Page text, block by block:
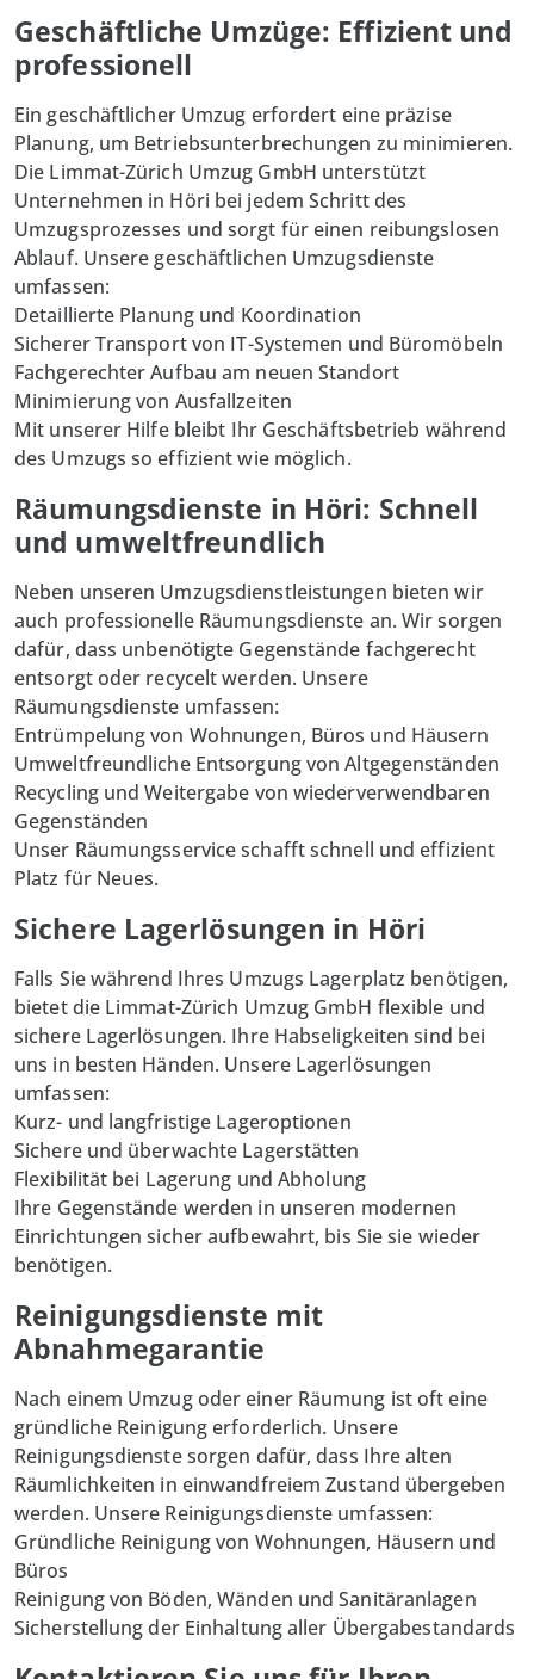
Geschäftliche Umzüge: Effizient und
professionell
Ein geschäftlicher Umzug erfordert eine präzise
Planung, um Betriebsunterbrechungen zu minimieren.
Die Limmat-Zürich Umzug GmbH unterstützt
Unternehmen in Höri bei jedem Schritt des
Umzugsprozesses und sorgt für einen reibungslosen
Ablauf. Unsere geschäftlichen Umzugsdienste
umfassen:
Detaillierte Planung und Koordination
Sicherer Transport von IT-Systemen und Büromöbeln
Fachgerechter Aufbau am neuen Standort
Minimierung von Ausfallzeiten
Mit unserer Hilfe bleibt Ihr Geschäftsbetrieb während
des Umzugs so effizient wie möglich.
Räumungsdienste in Höri: Schnell
und umweltfreundlich
Neben unseren Umzugsdienstleistungen bieten wir
auch professionelle Räumungsdienste an. Wir sorgen
dafür, dass unbenötigte Gegenstände fachgerecht
entsorgt oder recycelt werden. Unsere
Räumungsdienste umfassen:
Entrümpelung von Wohnungen, Büros und Häusern
Umweltfreundliche Entsorgung von Altgegenständen
Recycling und Weitergabe von wiederverwendbaren
Gegenständen
Unser Räumungsservice schafft schnell und effizient
Platz für Neues.
Sichere Lagerlösungen in Höri
Falls Sie während Ihres Umzugs Lagerplatz benötigen,
bietet die Limmat-Zürich Umzug GmbH flexible und
sichere Lagerlösungen. Ihre Habseligkeiten sind bei
uns in besten Händen. Unsere Lagerlösungen
umfassen:
Kurz- und langfristige Lageroptionen
Sichere und überwachte Lagerstätten
Flexibilität bei Lagerung und Abholung
Ihre Gegenstände werden in unseren modernen
Einrichtungen sicher aufbewahrt, bis Sie sie wieder
benötigen.
Reinigungsdienste mit
Abnahmegarantie
Nach einem Umzug oder einer Räumung ist oft eine
gründliche Reinigung erforderlich. Unsere
Reinigungsdienste sorgen dafür, dass Ihre alten
Räumlichkeiten in einwandfreiem Zustand übergeben
werden. Unsere Reinigungsdienste umfassen:
Gründliche Reinigung von Wohnungen, Häusern und
Büros
Reinigung von Böden, Wänden und Sanitäranlagen
Sicherstellung der Einhaltung aller Übergabestandards